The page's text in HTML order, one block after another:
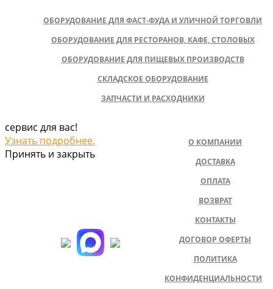
ОБОРУДОВАНИЕ ДЛЯ ФАСТ-ФУДА И УЛИЧНОЙ ТОРГОВЛИ
ОБОРУДОВАНИЕ ДЛЯ РЕСТОРАНОВ, КАФЕ, СТОЛОВЫХ
ОБОРУДОВАНИЕ ДЛЯ ПИЩЕВЫХ ПРОИЗВОДСТВ
СКЛАДСКОЕ ОБОРУДОВАНИЕ
ЗАПЧАСТИ И РАСХОДНИКИ
О КОМПАНИИ
ДОСТАВКА
ОПЛАТА
ВОЗВРАТ
КОНТАКТЫ
ДОГОВОР ОФЕРТЫ
ПОЛИТИКА
КОНФИДЕНЦИАЛЬНОСТИ
сервис для вас!
Узнать подробнее.
Принять и закрыть